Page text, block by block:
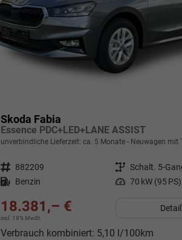
Skoda Fabia
Essence PDC+LED+LANE ASSIST
unverbindliche Lieferzeit: ca. 5 Monate Neuwagen mit
Fahrzeugnr. 882209 Getriebe Schalt. 5-
Kraftstoff Benzin Leistung 70 kW (95 PS)
18.381,– €
incl. 19% MwSt.
Verbrauch kombiniert: 5,10 l/100km